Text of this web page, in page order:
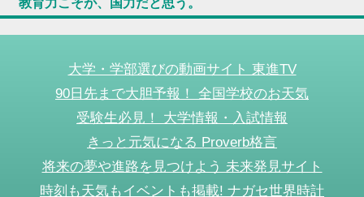
大学・学部選びの動画サイト 東進TV
90日先まで大胆予報！ 全国学校のお天気
受験生必見！ 大学情報・入試情報
きっと元気になる Proverb格言
将来の夢や進路を見つけよう 未来発見サイト
時刻も天気もイベントも掲載! ナガセ世界時計